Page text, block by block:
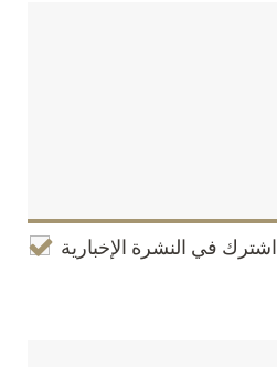
اشترك في النشرة الإخبارية